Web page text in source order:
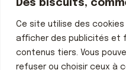
Des biscuits,
Ce site utilise des
afficher des publicités et
contenus tiers. Vous
refuser ou choisir ceux à